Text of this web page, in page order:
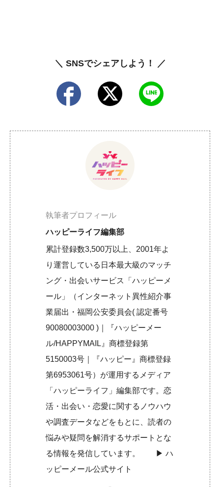
＼ SNSでシェアしよう！ ／
執筆者プロフィール
ハッピーライフ編集部
累計登録数3,500万以上、2001年よ
り運営している日本最大級のマッチ
ング・出会いサービス「ハッピーメ
ール」（インターネット異性紹介事
業届出・福岡公安委員会( 認定番号
90080003000 )｜『ハッピーメー
ル/HAPPYMAIL』商標登録第
5150003号｜『ハッピー』商標登録
第6953061号）が運用するメディア
「ハッピーライフ」編集部です。恋
活・出会い・恋愛に関するノウハウ
や調査データなどをもとに、読者の
悩みや疑問を解消するサポートとな
る情報を発信しています。 ▶︎ハ
ッピーメール公式サイト